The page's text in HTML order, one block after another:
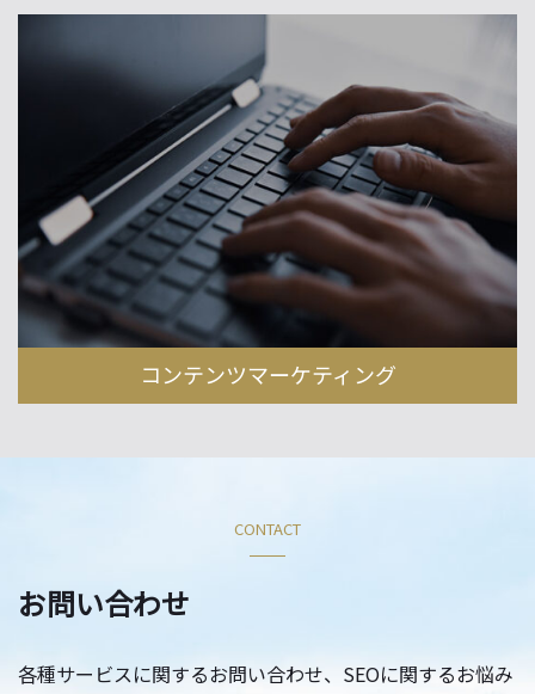
コンテンツマーケティング
CONTACT
お問い合わせ
各種サービスに関するお問い合わせ、SEOに関するお悩み